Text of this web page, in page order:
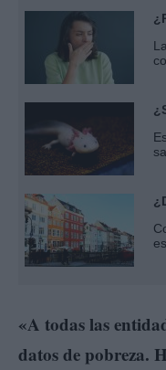
«A todas las
datos de pobreza.